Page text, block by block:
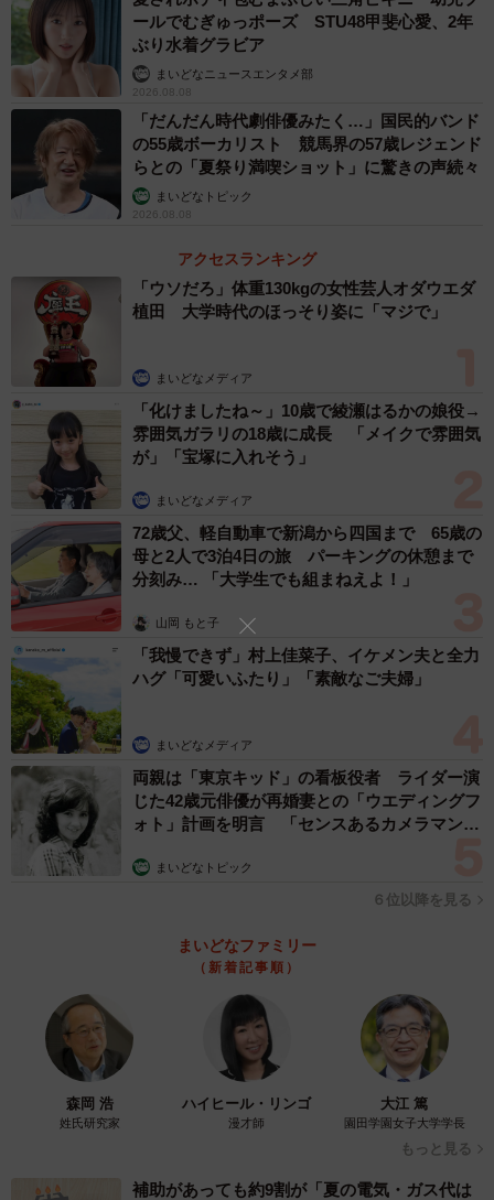
ールでむぎゅっポーズ STU48甲斐心愛、2年
ぶり水着グラビア
まいどなニュースエンタメ部
2026.08.08
「だんだん時代劇俳優みたく…」国民的バンド
の55歳ボーカリスト 競馬界の57歳レジェンド
らとの「夏祭り満喫ショット」に驚きの声続々
まいどなトピック
2026.08.08
アクセスランキング
「ウソだろ」体重130kgの女性芸人オダウエダ
植田 大学時代のほっそり姿に「マジで」
まいどなメディア
「化けましたね～」10歳で綾瀬はるかの娘役→
雰囲気ガラリの18歳に成長 「メイクで雰囲気
が」「宝塚に入れそう」
まいどなメディア
72歳父、軽自動車で新潟から四国まで 65歳の
母と2人で3泊4日の旅 パーキングの休憩まで
分刻み… 「大学生でも組まねえよ！」
山岡 もと子
「我慢できず」村上佳菜子、イケメン夫と全力
ハグ「可愛いふたり」「素敵なご夫婦」
まいどなメディア
両親は「東京キッド」の看板役者 ライダー演
じた42歳元俳優が再婚妻との「ウエディングフ
ォト」計画を明言 「センスあるカメラマン求
まいどなトピック
６位以降を見る
まいどなファミリー
（新着記事順）
森岡 浩
姓氏研究家
ハイヒール・リンゴ
漫才師
大江 篤
園田学園女子大学学長
もっと見る
補助があっても約9割が「夏の電気・ガス代は